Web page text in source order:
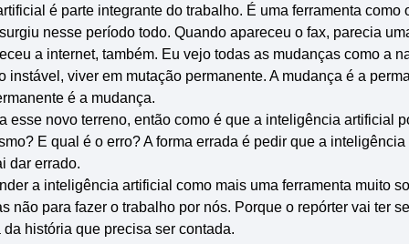
é parte integrante do trabalho. É uma ferramenta como
nesse período todo. Quando apareceu o fax, parecia
a internet, também. Eu vejo todas as mudanças como a
instável, viver em mutação permanente. A mudança é a
é a mudança.
esse novo terreno, então como é que a inteligência artificial
E qual é o erro? A forma errada é pedir que a
dar errado.
a inteligência artificial como mais uma ferramenta muito
não para fazer o trabalho por nós. Porque o repórter vai ter
história que precisa ser contada.